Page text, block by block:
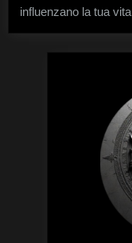
influenzano la tua